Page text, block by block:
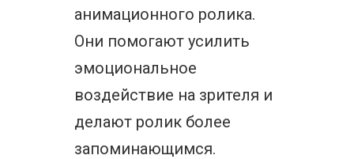
анимационного ролика.
Они помогают усилить
эмоциональное
воздействие на зрителя и
делают ролик более
запоминающимся.